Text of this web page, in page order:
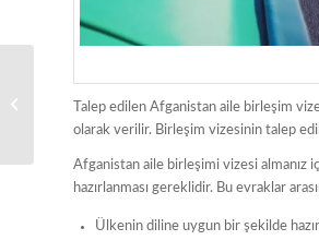
Talep edilen Afganistan aile birleşim
olarak verilir. Birleşim vizesinin talep
Afganistan aile birleşimi vizesi almanız
hazırlanması gereklidir. Bu evraklar
Ülkenin diline uygun bir şekilde
Avusturya Konsolosluğu